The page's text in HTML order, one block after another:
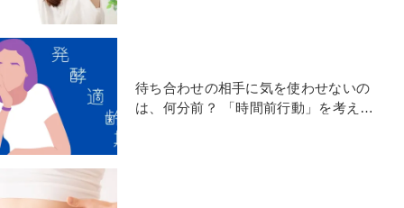
待ち合わせの相手に気を使わせないの
は、何分前？ 「時間前行動」を考える